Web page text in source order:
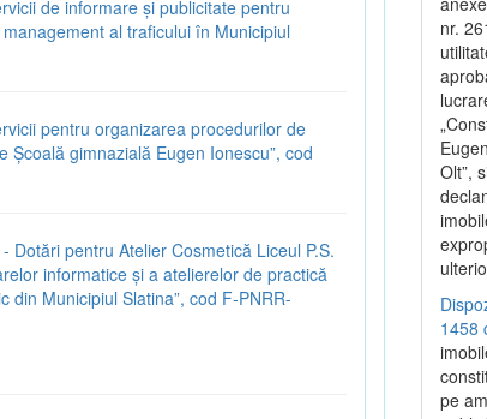
de informare și publicitate pentru
al traficului în Municipiul
pentru organizarea procedurilor de
Școală gimnazială Eugen Ionescu”, cod
Dotări pentru Atelier Cosmetică Liceul P.S.
informatice și a atelierelor de practică
Municipiul Slatina”, cod F-PNRR-
nr.
Olt”,
1458
pe